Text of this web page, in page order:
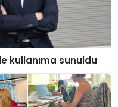
kullanıma sunuldu